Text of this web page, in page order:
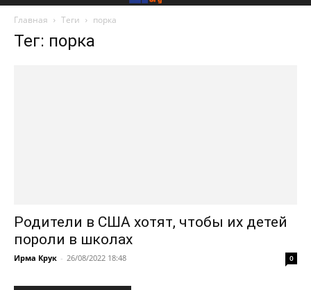
Главная Теги порка
Тег: порка
Родители в США хотят, чтобы их детей
пороли в школах
Ирма Крук - 26/08/2022 18:48 0